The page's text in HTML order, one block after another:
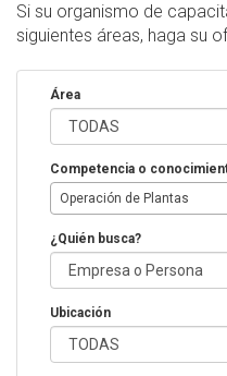
Si su organismo de
siguientes áreas, haga su
Área
Competencia o
Operación de Plantas
¿Quién busca?
Ubicación